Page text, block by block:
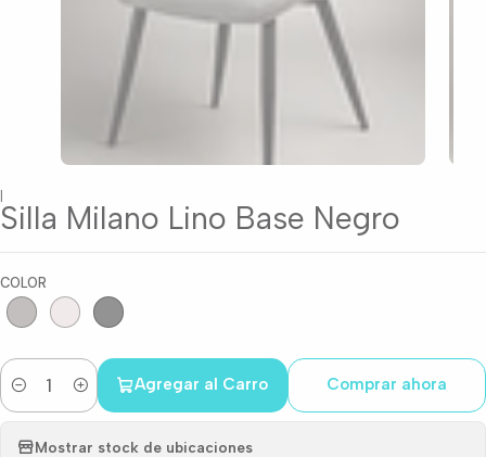
|
Silla Milano Lino Base Negro
COLOR
Cantidad
Agregar al Carro Comprar ahora
Mostrar stock de ubicaciones